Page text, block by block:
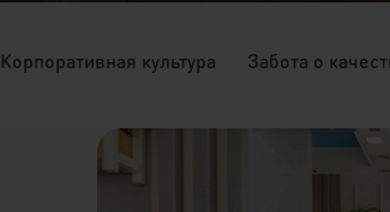
Корпоративная культура Забота о